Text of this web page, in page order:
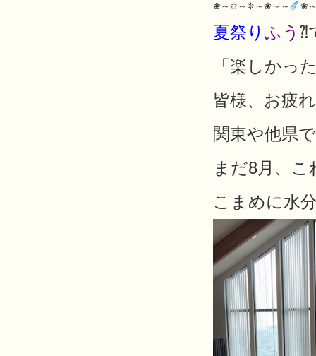
❀～✩～❊～❀～～ ❀
夏祭り ふう ⁈
「楽しかっ
皆様、お疲
関東や他県
まだ8月、
こまめに水